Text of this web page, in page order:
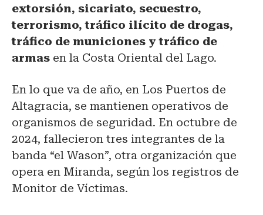
extorsión, sicariato, secuestro,
terrorismo, tráfico ilícito de drogas,
tráfico de municiones y tráfico de
armas en la Costa Oriental del Lago.
En lo que va de año, en Los Puertos de
Altagracia, se mantienen operativos de
organismos de seguridad. En octubre de
2024, fallecieron tres integrantes de la
banda “el Wason”, otra organización que
opera en Miranda, según los registros de
Monitor de Víctimas.